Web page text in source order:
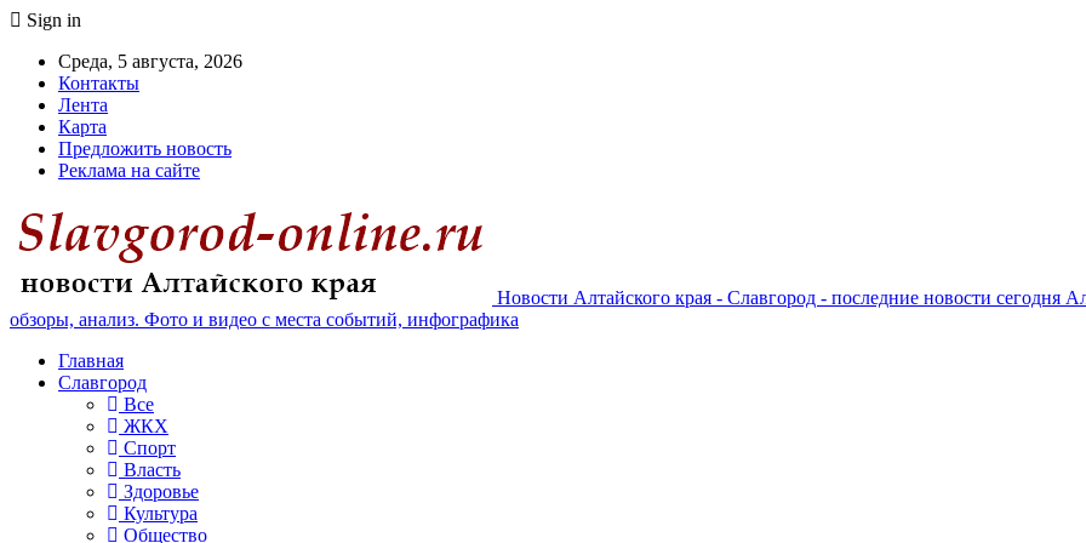
Sign in
Среда, 5 августа, 2026
Контакты
Лента
Карта
Предложить новость
Реклама на сайте
Новости Алтайского края - Славгород - последние новости сегодня
обзоры, анализ. Фото и видео с места событий, инфографика
Главная
Славгород
Все
ЖКХ
Спорт
Власть
Здоровье
Культура
Общество